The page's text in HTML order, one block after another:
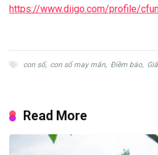
https://www.diigo.com/profile/
con số, con số may mắn, Điềm báo,
Read More